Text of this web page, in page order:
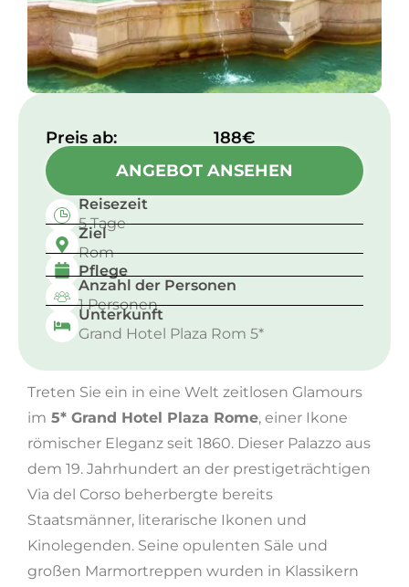
Preis ab:​
188€
ANGEBOT ANSEHEN
Reisezeit
5 Tage
Ziel
Rom
Pflege
Anzahl der Personen
1 Personen
Unterkunft
Grand Hotel Plaza Rom 5*
Treten Sie ein in eine Welt zeitlosen Glamours
im 5* Grand Hotel Plaza Rome, einer Ikone
römischer Eleganz seit 1860. Dieser Palazzo aus
dem 19. Jahrhundert an der prestigeträchtigen
Via del Corso beherbergte bereits
Staatsmänner, literarische Ikonen und
Kinolegenden. Seine opulenten Säle und
großen Marmortreppen wurden in Klassikern